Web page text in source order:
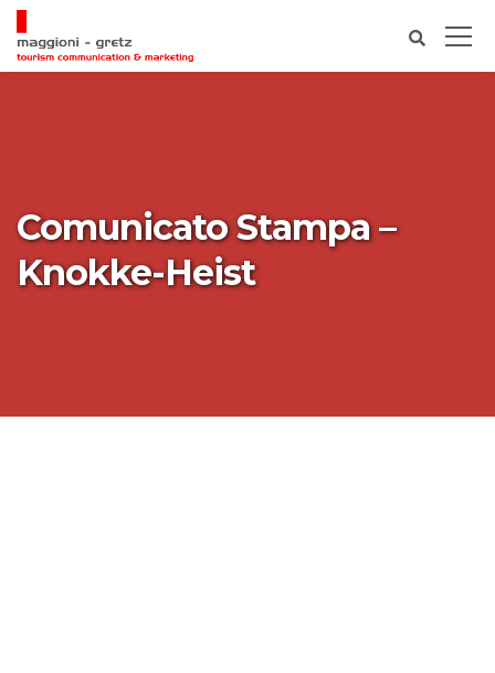
Comunicato Stampa –
Knokke-Heist